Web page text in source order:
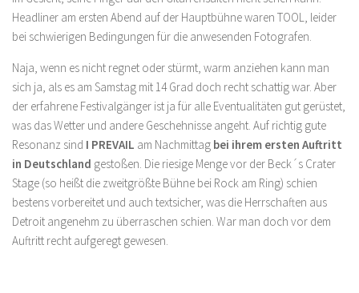
Headliner am ersten Abend auf der Hauptbühne waren TOOL, leider
bei schwierigen Bedingungen für die anwesenden Fotografen.
Naja, wenn es nicht regnet oder stürmt, warm anziehen kann man
sich ja, als es am Samstag mit 14 Grad doch recht schattig war. Aber
der erfahrene Festivalgänger ist ja für alle Eventualitäten gut gerüstet,
was das Wetter und andere Geschehnisse angeht. Auf richtig gute
Resonanz sind I PREVAIL am Nachmittag bei ihrem ersten Auftritt
in Deutschland gestoßen. Die riesige Menge vor der Beck´s Crater
Stage (so heißt die zweitgrößte Bühne bei Rock am Ring) schien
bestens vorbereitet und auch textsicher, was die Herrschaften aus
Detroit angenehm zu überraschen schien. War man doch vor dem
Auftritt recht aufgeregt gewesen.